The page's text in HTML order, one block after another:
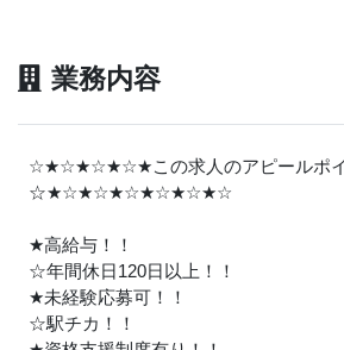
業務内容
☆★☆★☆★☆★この求人のアピールポ
☆★☆★☆★☆★☆★☆★☆
★高給与！！
☆年間休日120日以上！！
★未経験応募可！！
☆駅チカ！！